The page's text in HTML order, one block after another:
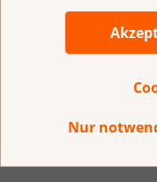
Nur
IBAN CH 95 0900